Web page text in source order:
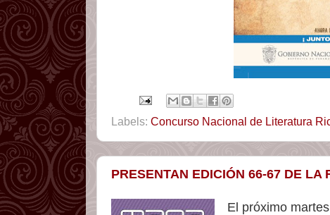
Labels: Concurso Nacional de Literatura
PRESENTAN EDICIÓN 66-67 DE LA
El próximo